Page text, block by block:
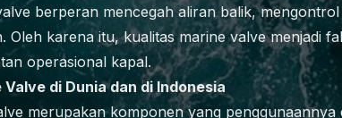
berperan mencegah aliran balik,
Oleh karena itu, kualitas marine valve menjadi
operasional kapal.
di Dunia dan di Indonesia
merupakan komponen yang